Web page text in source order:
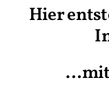
Hier
…mit